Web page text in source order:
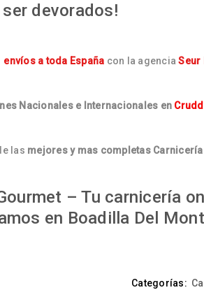
devorados!
envíos a toda España con la agencia Seur
Nacionales e Internacionales en
las mejores y mas completas
– Tu carnicería
en Boadilla Del
Categorías: